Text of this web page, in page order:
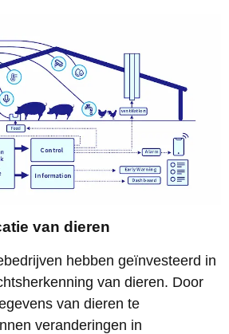
van dieren
hebben geïnvesteerd in
van dieren. Door
van dieren te
veranderingen in